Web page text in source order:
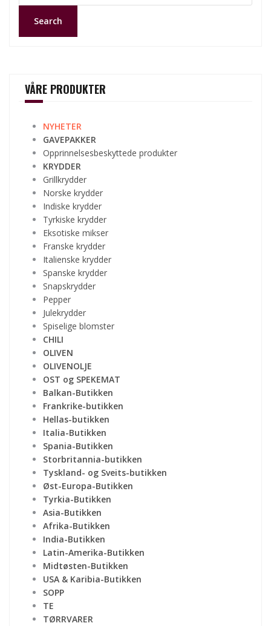
Search
VÅRE PRODUKTER
NYHETER
GAVEPAKKER
Opprinnelsesbeskyttede produkter
KRYDDER
Grillkrydder
Norske krydder
Indiske krydder
Tyrkiske krydder
Eksotiske mikser
Franske krydder
Italienske krydder
Spanske krydder
Snapskrydder
Pepper
Julekrydder
Spiselige blomster
CHILI
OLIVEN
OLIVENOLJE
OST og SPEKEMAT
Balkan-Butikken
Frankrike-butikken
Hellas-butikken
Italia-Butikken
Spania-Butikken
Storbritannia-butikken
Tyskland- og Sveits-butikken
Øst-Europa-Butikken
Tyrkia-Butikken
Asia-Butikken
Afrika-Butikken
India-Butikken
Latin-Amerika-Butikken
Midtøsten-Butikken
USA & Karibia-Butikken
SOPP
TE
TØRRVARER